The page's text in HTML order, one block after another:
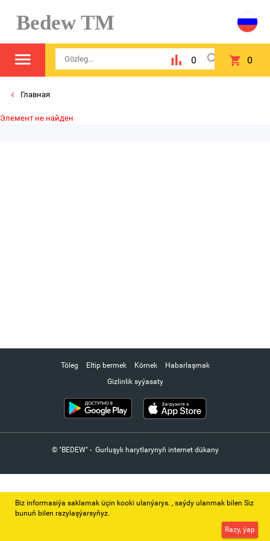
Bedew TM
0 0
Главная
Элемент не найден
Töleg Eltip bermek Kömek
Habarlaşmak
Gizlinlik syýasaty
© "BEDEW" - Gurluşyk harytlarynyň internet dükany
Biz informasiýa saklamak üçin kooki ulanýarys. ‚ saýdy ulanmak bilen Siz
bunuň bilen razylaşýarsyňyz.
Razy, ýap